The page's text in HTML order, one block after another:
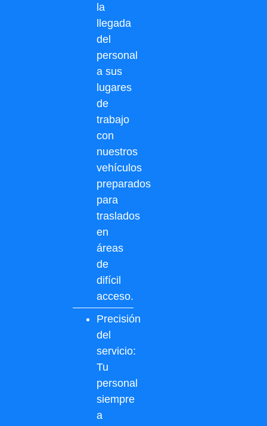
la
llegada
del
personal
a sus
lugares
de
trabajo
con
nuestros
vehículos
preparados
para
traslados
en
áreas
de
difícil
acceso.
Precisión
del
servicio:
Tu
personal
siempre
a